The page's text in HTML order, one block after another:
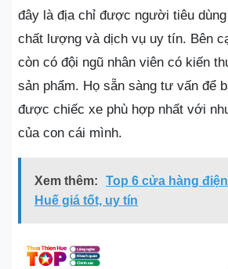
đây là địa chỉ được người tiêu
chất lượng và dịch vụ uy tín. Bên
còn có đội ngũ nhân viên có kiến
sản phẩm. Họ sẵn sàng tư vấn để
được chiếc xe phù hợp nhất với
của con cái mình.
Xem thêm:
Top 6 cửa hàng
Huế giá tốt, uy tín